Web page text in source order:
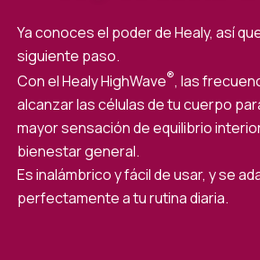
Ya conoces el poder de Healy, así
siguiente paso.
Con el Healy HighWave®, las
alcanzar las células de tu cuerpo
mayor sensación de equilibrio
bienestar general.
Es inalámbrico y fácil de usar, y se
perfectamente a tu rutina diaria.